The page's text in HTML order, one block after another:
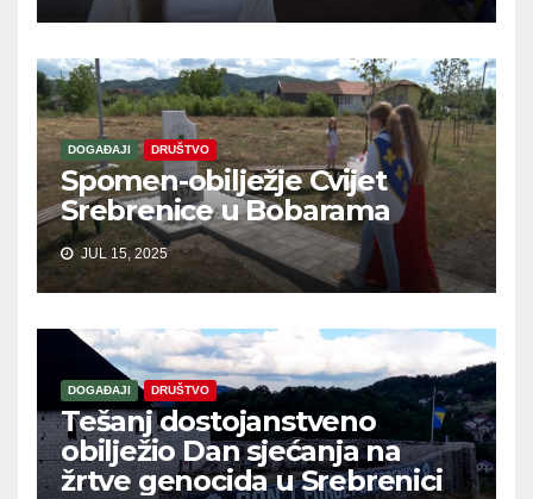
DOGAĐAJI DRUŠTVO
Spomen-obilježje Cvijet
Srebrenice u Bobarama
JUL 15, 2025
DOGAĐAJI DRUŠTVO
Tešanj dostojanstveno
obilježio Dan sjećanja na
žrtve genocida u Srebrenici